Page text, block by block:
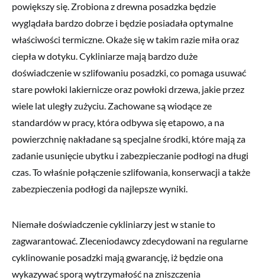
powiększy się. Zrobiona z drewna posadzka będzie
wyglądała bardzo dobrze i będzie posiadała optymalne
właściwości termiczne. Okaże się w takim razie miła oraz
ciepła w dotyku. Cykliniarze mają bardzo duże
doświadczenie w szlifowaniu posadzki, co pomaga usuwać
stare powłoki lakiernicze oraz powłoki drzewa, jakie przez
wiele lat uległy zużyciu. Zachowane są wiodące ze
standardów w pracy, która odbywa się etapowo, a na
powierzchnię nakładane są specjalne środki, które mają za
zadanie usunięcie ubytku i zabezpieczanie podłogi na długi
czas. To właśnie połączenie szlifowania, konserwacji a także
zabezpieczenia podłogi da najlepsze wyniki.
Niemałe doświadczenie cykliniarzy jest w stanie to
zagwarantować. Zleceniodawcy zdecydowani na regularne
cyklinowanie posadzki mają gwarancję, iż będzie ona
wykazywać sporą wytrzymałość na zniszczenia